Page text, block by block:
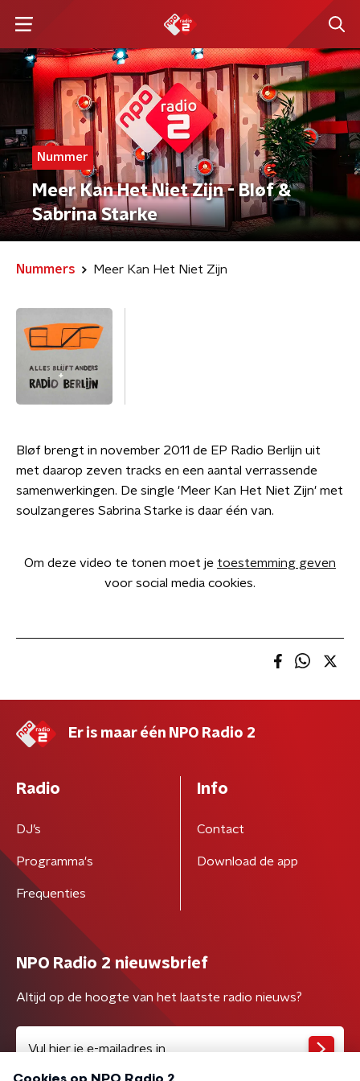
Nummer
Meer Kan Het Niet Zijn - Bløf &
Sabrina Starke
Nummers Meer Kan Het Niet Zijn
Bløf brengt in november 2011 de EP Radio Berlijn uit
met daarop zeven tracks en een aantal verrassende
samenwerkingen. De single 'Meer Kan Het Niet Zijn' met
soulzangeres Sabrina Starke is daar één van.
Om deze video te tonen moet je toestemming geven
voor social media cookies.
Er is maar één NPO Radio 2
Radio
DJ’s
Programma's
Frequenties
Info
Contact
Download de app
NPO Radio 2 nieuwsbrief
Altijd op de hoogte van het laatste radio nieuws?